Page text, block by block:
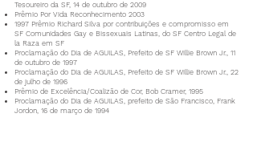
Tesoureiro da SF, 14 de outubro de 2009
Prêmio Por Vida Reconhecimento 2003
1997 Prêmio Richard Silva por contribuições e compromisso em
SF Comunidades Gay e Bissexuais Latinas, do SF Centro Legal de
la Raza em SF
Proclamação do Dia de AGUILAS, Prefeito de SF Willie Brown Jr., 11
de outubro de 1997
Proclamação do Dia de AGUILAS, Prefeito de SF Willie Brown Jr., 22
de julho de 1996
Prêmio de Excelência/Coalizão de Cor, Bob Cramer, 1995
Proclamação do Dia de AGUILAS, prefeito de São Francisco, Frank
Jordon, 16 de março de 1994